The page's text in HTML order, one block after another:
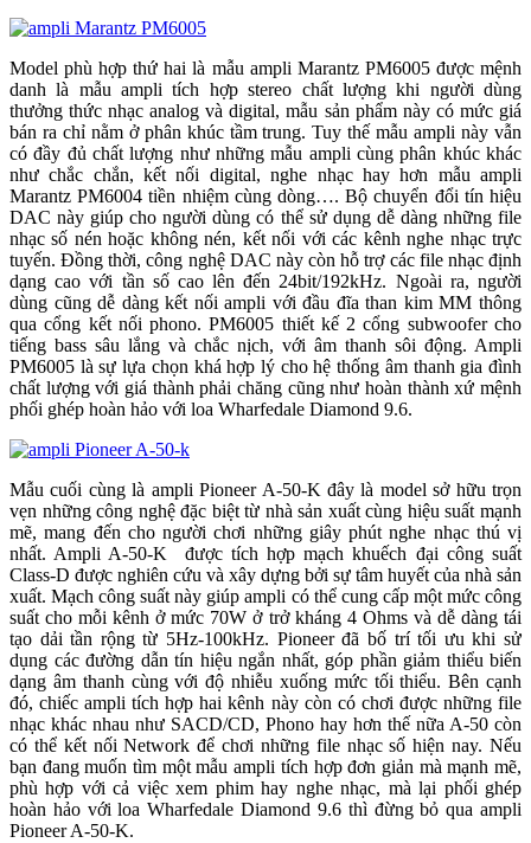
Model phù hợp thứ hai là mẫu ampli Marantz PM6005 được mệnh
danh là mẫu ampli tích hợp stereo chất lượng khi người dùng
thưởng thức nhạc analog và digital, mẫu sản phẩm này có mức giá
bán ra chỉ nằm ở phân khúc tầm trung. Tuy thế mẫu ampli này vẫn
có đầy đủ chất lượng như những mẫu ampli cùng phân khúc khác
như chắc chắn, kết nối digital, nghe nhạc hay hơn mẫu ampli
Marantz PM6004 tiền nhiệm cùng dòng…. Bộ chuyển đổi tín hiệu
DAC này giúp cho người dùng có thể sử dụng dễ dàng những file
nhạc số nén hoặc không nén, kết nối với các kênh nghe nhạc trực
tuyến. Đồng thời, công nghệ DAC này còn hỗ trợ các file nhạc định
dạng cao với tần số cao lên đến 24bit/192kHz. Ngoài ra, người
dùng cũng dễ dàng kết nối ampli với đầu đĩa than kim MM thông
qua cổng kết nối phono. PM6005 thiết kế 2 cổng subwoofer cho
tiếng bass sâu lắng và chắc nịch, với âm thanh sôi động. Ampli
PM6005 là sự lựa chọn khá hợp lý cho hệ thống âm thanh gia đình
chất lượng với giá thành phải chăng cũng như hoàn thành xứ mệnh
phối ghép hoàn hảo với loa Wharfedale Diamond 9.6.
Mẫu cuối cùng là ampli Pioneer A-50-K đây là model sở hữu trọn
vẹn những công nghệ đặc biệt từ nhà sản xuất cùng hiệu suất mạnh
mẽ, mang đến cho người chơi những giây phút nghe nhạc thú vị
nhất. Ampli A-50-K được tích hợp mạch khuếch đại công suất
Class-D được nghiên cứu và xây dựng bởi sự tâm huyết của nhà sản
xuất. Mạch công suất này giúp ampli có thể cung cấp một mức công
suất cho mỗi kênh ở mức 70W ở trở kháng 4 Ohms và dễ dàng tái
tạo dải tần rộng từ 5Hz-100kHz. Pioneer đã bố trí tối ưu khi sử
dụng các đường dẫn tín hiệu ngắn nhất, góp phần giảm thiểu biến
dạng âm thanh cùng với độ nhiễu xuống mức tối thiểu. Bên cạnh
đó, chiếc ampli tích hợp hai kênh này còn có chơi được những file
nhạc khác nhau như SACD/CD, Phono hay hơn thế nữa A-50 còn
có thể kết nối Network để chơi những file nhạc số hiện nay. Nếu
bạn đang muốn tìm một mẫu ampli tích hợp đơn giản mà mạnh mẽ,
phù hợp với cả việc xem phim hay nghe nhạc, mà lại phối ghép
hoàn hảo với loa Wharfedale Diamond 9.6 thì đừng bỏ qua ampli
Pioneer A-50-K.